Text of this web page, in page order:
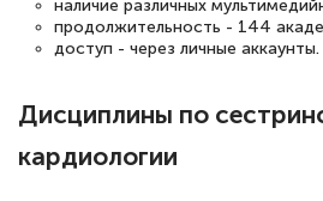
18 марта 2026
повышения квалификации
русскому языку и
наличие различных
продолжительность - 144
доступ - через личные аккаунты.
Дисциплины по
кардиологии